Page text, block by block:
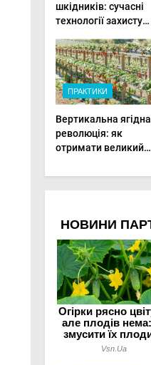
шкідників: сучасні
технології захисту
господарствах
ПРАКТИКИ
Вертикальна ягідна
революція: як
отримати великий
мінімальній площі